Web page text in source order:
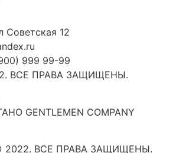
Советская 12
999 99-99
ВСЕ ПРАВА ЗАЩИЩЕНЫ.
GENTLEMEN COMPANY
© 2022. ВСЕ ПРАВА ЗАЩИЩЕНЫ.